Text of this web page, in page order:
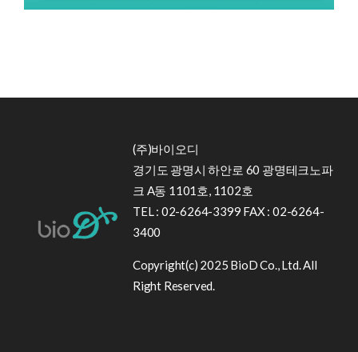
(주)바이오디
경기도 광명시 하안로 60 광명테크노파
크 A동 1101호, 1102호
TEL : 02-6264-3399 FAX : 02-6264-
3400
Copyright(c) 2025 BioD Co., Ltd. All
Right Reserved.